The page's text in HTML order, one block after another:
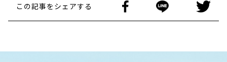
この記事をシェアする